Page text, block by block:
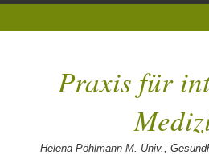
Praxis für
Helena Pöhlmann M. Univ.,